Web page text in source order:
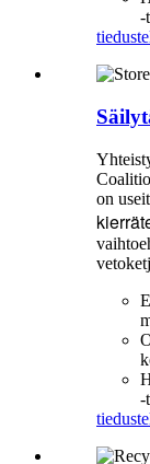
-
on
-